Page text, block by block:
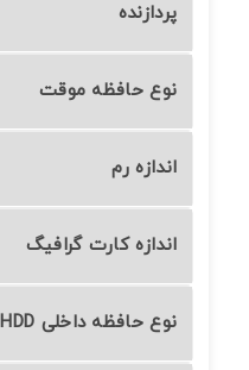
پردازنده
نوع حافظه موقت
اندازه رم
اندازه کارت گرافیگ
نوع حافظه داخلی HDD